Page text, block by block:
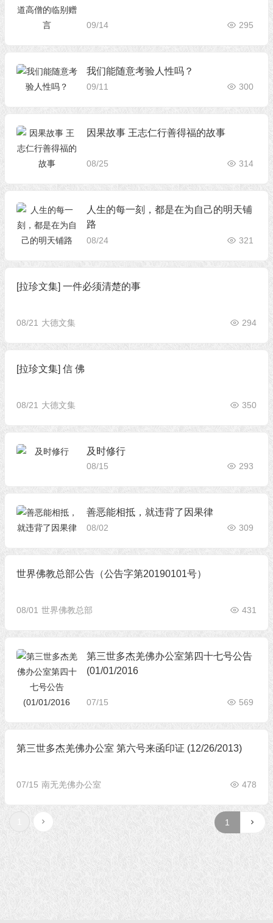
09/14 295
我们能随意考验人性吗？
09/11 300
因果故事 王志仁行善得福的故事
08/25 314
人生的每一刻，都是在为自己的明天铺
路
08/24 321
[拉珍文集] 一件必须清楚的事
08/21 大德文集 294
[拉珍文集] 信 佛
08/21 大德文集 350
及时修行
08/15 293
善恶能相抵，就违背了因果律
08/02 309
世界佛教总部公告（公告字第20190101号）
08/01 世界佛教总部 431
第三世多杰羌佛办公室第四十七号公告
(01/01/2016
07/15 569
第三世多杰羌佛办公室 第六号来函印证 (12/26/2013)
07/15 南无羌佛办公室 478